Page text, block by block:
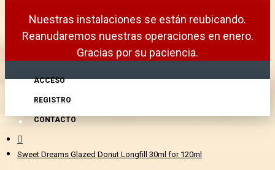
Nuestras instalaciones se están reubicando.
Reanudaremos nuestras operaciones en enero.
Gracias por su paciencia.
ACCESO
REGISTRO
CONTACTO
Sweet Dreams Glazed Donut Longfill 30ml for 120ml